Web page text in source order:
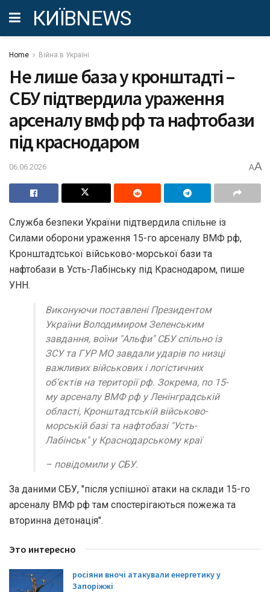
КИЇВNEWS
Home Війна в Україні
Не лише база у кронштадті –
СБУ підтвердила ураження
арсеналу вмф рф та нафтобази
під краснодаром
06.06.2026 AA
Служба безпеки України підтвердила спільне із
Силами оборони ураження 15-го арсеналу ВМФ рф,
Кронштадтської військово-морської бази та
нафтобази в Усть-Лабінську під Краснодаром, пише
УНН.
Виконуючи поставлені Президентом
України Володимиром Зеленським
завдання, воїни "Альфи" СБУ спільно із
ЗСУ та ГУР МО завдали ударів по низці
важливих військових і логістичних
об’єктів на території рф. Зокрема, по 15-
му арсеналу ВМФ рф у Ленінградській
області, Кронштадтській військово-
морській базі та нафтобазі "Усть-
Лабінськ" у Краснодарському краї
– повідомили у СБУ.
За даними СБУ, "після успішної атаки на склади 15-го
арсеналу ВМФ рф там спостерігаються пожежа та
вторинна детонація".
Это интересно
росіяни вночі атакували енергетику у
Запоріжжі